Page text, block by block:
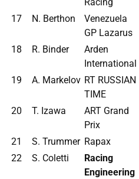
17 N. Berthon
Venezuela
GP Lazarus
18 R. Binder
Arden
International
19 A. Markelov RT RUSSIAN
TIME
20 T. Izawa
ART Grand
Prix
21 S. Trummer Rapax
22
S. Coletti
Racing
Engineering